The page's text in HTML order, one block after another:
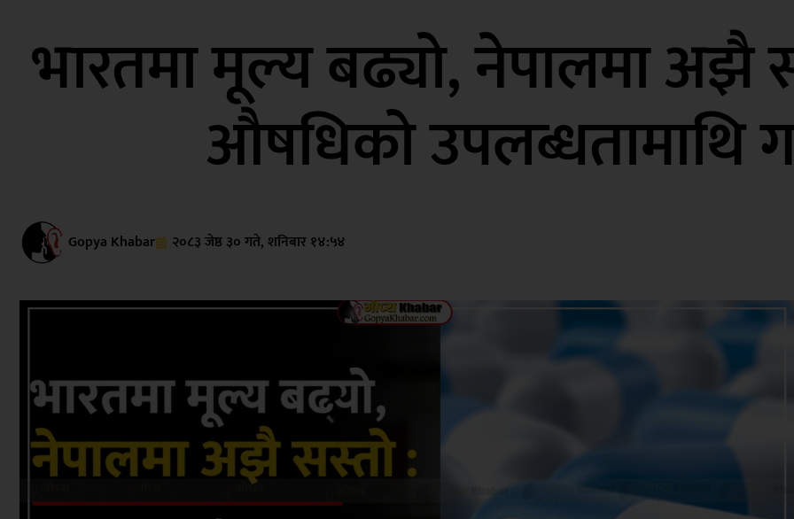
भारतमा मूल्य बढ्यो, नेपालमा अझै
औषधिको उपलब्धतामाथि
Gopya Khabar २०८३ जेष्ठ ३० गते, शनिबार १४:५४